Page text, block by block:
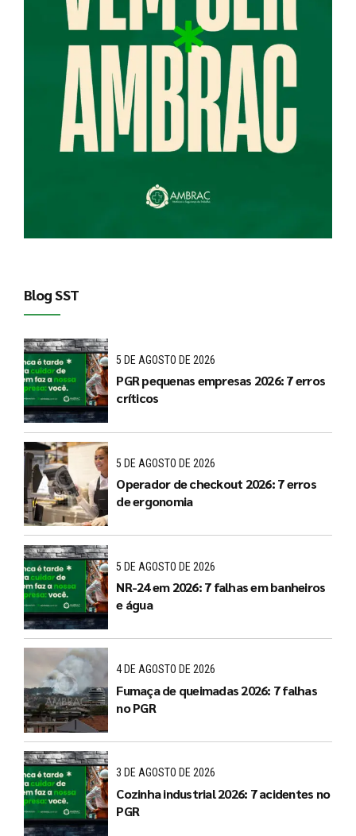
Blog SST
5 DE AGOSTO DE 2026
PGR pequenas empresas 2026: 7 erros
críticos
5 DE AGOSTO DE 2026
Operador de checkout 2026: 7 erros
de ergonomia
5 DE AGOSTO DE 2026
NR-24 em 2026: 7 falhas em banheiros
e água
4 DE AGOSTO DE 2026
Fumaça de queimadas 2026: 7 falhas
no PGR
3 DE AGOSTO DE 2026
Cozinha industrial 2026: 7 acidentes no
PGR